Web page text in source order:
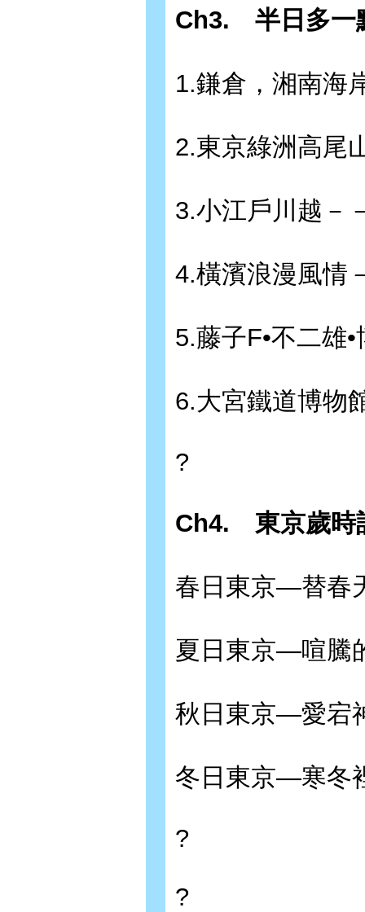
Ch3. 半日多一
1.鎌倉，湘南海
2.東京綠洲高尾
3.小江戶川越－
4.橫濱浪漫風情
5.藤子F•不二雄
6.大宮鐵道博物
?
Ch4. 東京歲時
春日東京—替春
夏日東京—喧騰
秋日東京—愛宕
冬日東京—寒冬
?
?